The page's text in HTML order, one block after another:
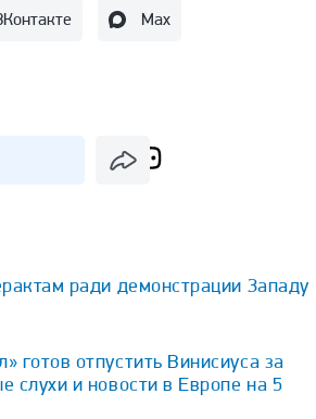
Max
ради демонстрации Западу
готов отпустить Винисиуса за
слухи и новости в Европе на 5